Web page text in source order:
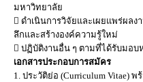
มหาวิทยาลัย
 ดำเนินการวิจัยและเผยแพร่ผลง
ลึกและสร้างองค์ความรู้ใหม่
 ปฏิบัติงานอื่น ๆ ตามที่ได้รับมอ
เอกสารประกอบการสมัคร
1. ประวัติย่อ (Curriculum Vitae) พ